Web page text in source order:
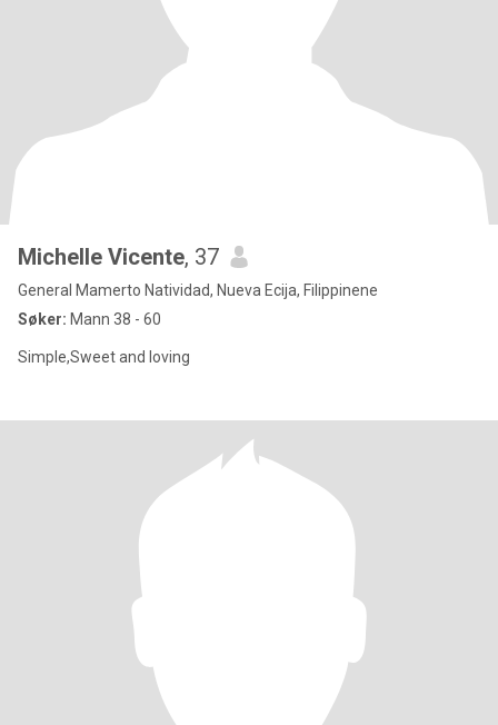
Michelle Vicente, 37
General Mamerto Natividad, Nueva Ecija, Filippinene
Søker: Mann 38 - 60
Simple,Sweet and loving